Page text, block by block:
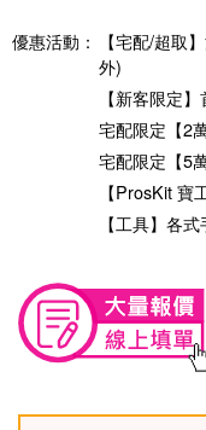
優惠活動：
【宅配/超取
外)
【新客限定
宅配限定【2
宅配限定【5
【ProsKit 寶
【工具】各